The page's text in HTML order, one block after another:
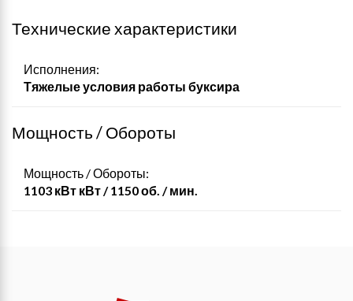
Технические характеристики
Исполнения:
Тяжелые условия работы буксира
Мощность / Обороты
Мощность / Обороты:
1103 кВт кВт / 1150 об. / мин.